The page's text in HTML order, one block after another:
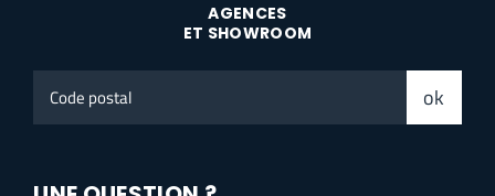
AGENCES
ET SHOWROOM
postal
ok